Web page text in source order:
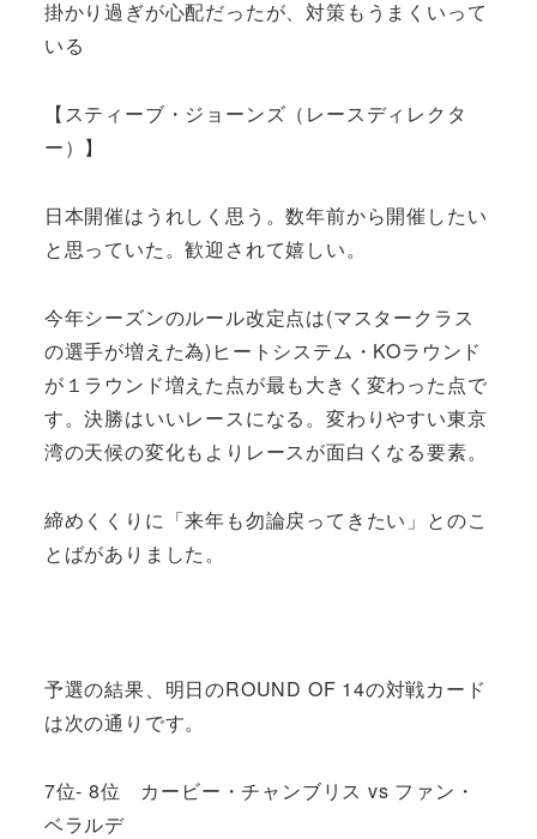
掛かり過ぎが心配だったが、対策もうまくいって
いる
【スティーブ・ジョーンズ（レースディレクタ
ー）】
日本開催はうれしく思う。数年前から開催したい
と思っていた。歓迎されて嬉しい。
今年シーズンのルール改定点は(マスタークラス
の選手が増えた為)ヒートシステム・KOラウンド
が１ラウンド増えた点が最も大きく変わった点で
す。決勝はいいレースになる。変わりやすい東京
湾の天候の変化もよりレースが面白くなる要素。
締めくくりに「来年も勿論戻ってきたい」とのこ
とばがありました。
予選の結果、明日のROUND OF 14の対戦カード
は次の通りです。
7位- 8位 カービー・チャンブリス vs ファン・
ベラルデ